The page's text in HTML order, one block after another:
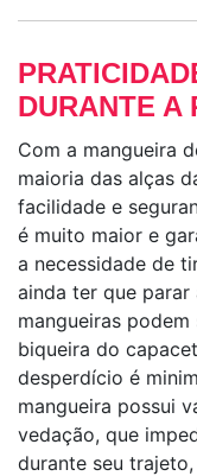
DURANTE A
Com a mangueira
maioria das alças
facilidade e
é muito maior e
a necessidade de
ainda ter que
mangueiras
biqueira do
desperdício é
mangueira possui
vedação, que
durante seu